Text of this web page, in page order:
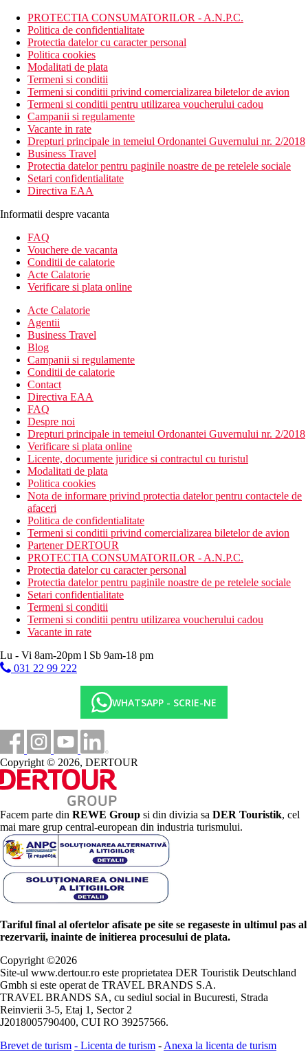
PROTECTIA CONSUMATORILOR - A.N.P.C.
Politica de confidentialitate
Protectia datelor cu caracter personal
Politica cookies
Modalitati de plata
Termeni si conditii
Termeni si conditii privind comercializarea biletelor de avion
Termeni si conditii pentru utilizarea voucherului cadou
Campanii si regulamente
Vacante in rate
Drepturi principale in temeiul Ordonantei Guvernului nr. 2/2018
Business Travel
Protectia datelor pentru paginile noastre de pe retelele sociale
Setari confidentialitate
Directiva EAA
Informatii despre vacanta
FAQ
Vouchere de vacanta
Conditii de calatorie
Acte Calatorie
Verificare si plata online
Acte Calatorie
Agentii
Business Travel
Blog
Campanii si regulamente
Conditii de calatorie
Contact
Directiva EAA
FAQ
Despre noi
Drepturi principale in temeiul Ordonantei Guvernului nr. 2/2018
Verificare si plata online
Licente, documente juridice si contractul cu turistul
Modalitati de plata
Politica cookies
Nota de informare privind protectia datelor pentru contactele de
afaceri
Politica de confidentialitate
Termeni si conditii privind comercializarea biletelor de avion
Partener DERTOUR
PROTECTIA CONSUMATORILOR - A.N.P.C.
Protectia datelor cu caracter personal
Protectia datelor pentru paginile noastre de pe retelele sociale
Setari confidentialitate
Termeni si conditii
Termeni si conditii pentru utilizarea voucherului cadou
Vacante in rate
Lu - Vi 8am-20pm l Sb 9am-18 pm
031 22 99 222
WHATSAPP - SCRIE-NE
Copyright © 2026, DERTOUR
Facem parte din REWE Group si din divizia sa DER Touristik, cel
mai mare grup central-european din industria turismului.
Tariful final al ofertelor afisate pe site se regaseste in ultimul pas al
rezervarii, inainte de initierea procesului de plata.
Copyright ©2026
Site-ul www.dertour.ro este proprietatea DER Touristik Deutschland
Gmbh si este operat de TRAVEL BRANDS S.A.
TRAVEL BRANDS SA, cu sediul social in Bucuresti, Strada
Reinvierii 3-5, Etaj 1, Sector 2
J2018005790400, CUI RO 39257566.
Brevet de turism - Licenta de turism - Anexa la licenta de turism